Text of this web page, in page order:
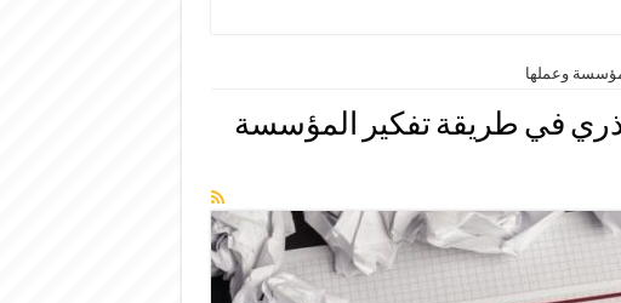
وعملها
في طريقة تفكير المؤسسة